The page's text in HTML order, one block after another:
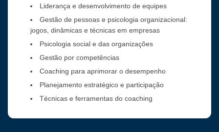
Liderança e desenvolvimento de equipes
Gestão de pessoas e psicologia organizacional:
jogos, dinâmicas e técnicas em empresas
Psicologia social e das organizações
Gestão por competências
Coaching para aprimorar o desempenho
Planejamento estratégico e participação
Técnicas e ferramentas do coaching